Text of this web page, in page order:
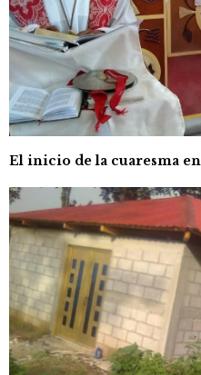
El inicio de la cuaresma